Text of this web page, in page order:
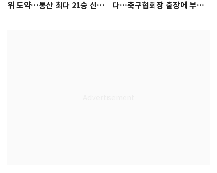
위 도약…통산 최다 21승 신기
다…축구협회장 출장에 부인